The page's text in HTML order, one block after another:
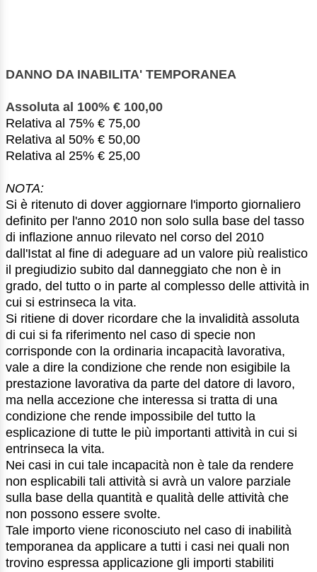
DANNO DA INABILITA' TEMPORANEA
Assoluta al 100% € 100,00
Relativa al 75% € 75,00
Relativa al 50% € 50,00
Relativa al 25% € 25,00
NOTA:
Si è ritenuto di dover aggiornare l'importo giornaliero
definito per l'anno 2010 non solo sulla base del tasso
di inflazione annuo rilevato nel corso del 2010
dall'Istat al fine di adeguare ad un valore più realistico
il pregiudizio subito dal danneggiato che non è in
grado, del tutto o in parte al complesso delle attività in
cui si estrinseca la vita.
Si ritiene di dover ricordare che la invalidità assoluta
di cui si fa riferimento nel caso di specie non
corrisponde con la ordinaria incapacità lavorativa,
vale a dire la condizione che rende non esigibile la
prestazione lavorativa da parte del datore di lavoro,
ma nella accezione che interessa si tratta di una
condizione che rende impossibile del tutto la
esplicazione di tutte le più importanti attività in cui si
entrinseca la vita.
Nei casi in cui tale incapacità non è tale da rendere
non esplicabili tali attività si avrà un valore parziale
sulla base della quantità e qualità delle attività che
non possono essere svolte.
Tale importo viene riconosciuto nel caso di inabilità
temporanea da applicare a tutti i casi nei quali non
trovino espressa applicazione gli importi stabiliti